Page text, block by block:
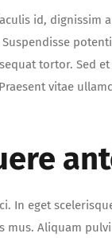
id,
tortor. Sed
vitae
In eget
Aliquam